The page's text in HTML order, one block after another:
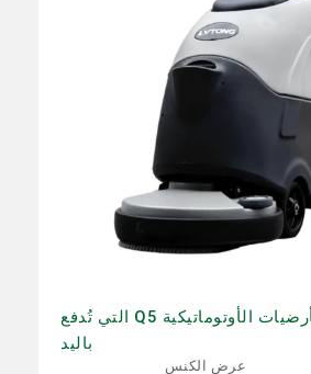
آلة تنظيف الأرضيات الأوتوماتيكية Q5 التي تُدفع
باليد
عرض الكنس